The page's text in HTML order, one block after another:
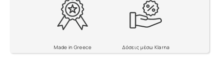
Made in Greece Δόσεις μέσω Klarna